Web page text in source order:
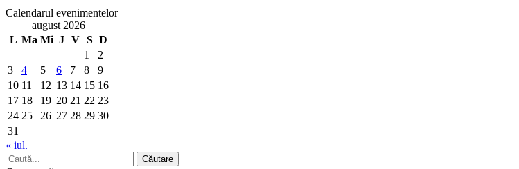
Calendarul evenimentelor
august 2026
L Ma Mi J V S D
1
2
3
4 5 6 7 8
9
10 11 12 13 14 15 16
17 18 19 20 21 22 23
24 25 26 27 28 29 30
31
« iul.